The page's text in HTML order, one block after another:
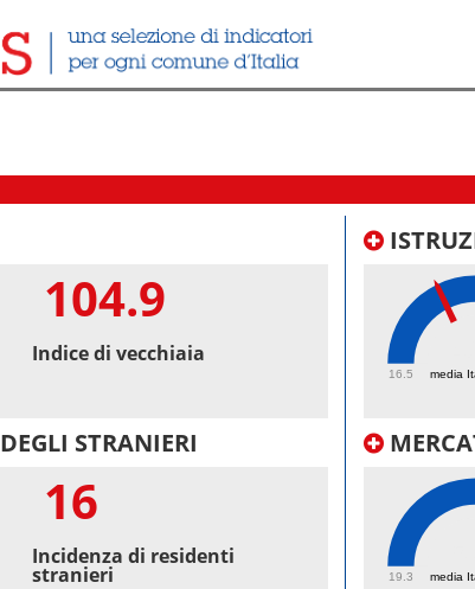
104.9
Indice di vecchiaia
STRANIERI
16
Incidenza di residenti
stranieri
media
16.5
media
19.3